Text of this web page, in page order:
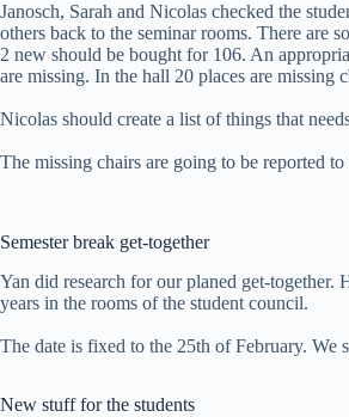
Janosch, Sarah and Nicolas checked the
others back to the seminar rooms. There are
2 new should be bought for 106. An
are missing. In the hall 20 places are missing
Nicolas should create a list of things that
The missing chairs are going to be reported
Semester break get-together
Yan did research for our planed get-together.
years in the rooms of the student council.
The date is fixed to the 25th of February. We
New stuff for the students